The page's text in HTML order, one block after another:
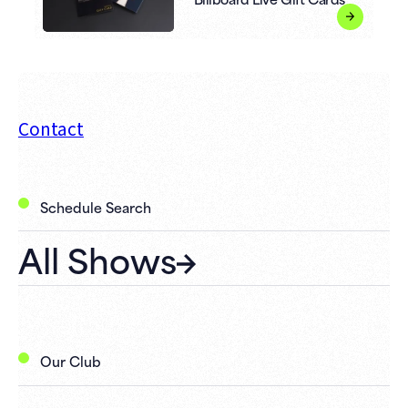
Contact
Schedule Search
All Shows
Our Club